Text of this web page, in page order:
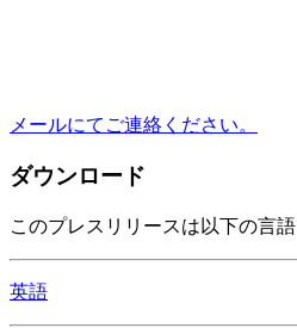
メールにてご連絡ください。
ダウンロード
このプレスリリースは以下の言
英語